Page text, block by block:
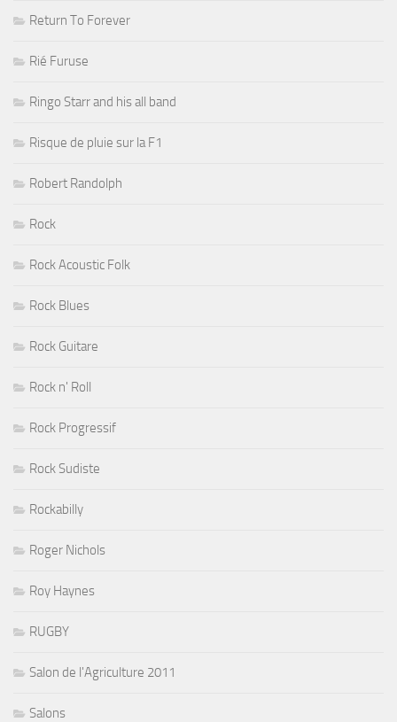
Return To Forever
Rié Furuse
Ringo Starr and his all band
Risque de pluie sur la F1
Robert Randolph
Rock
Rock Acoustic Folk
Rock Blues
Rock Guitare
Rock n' Roll
Rock Progressif
Rock Sudiste
Rockabilly
Roger Nichols
Roy Haynes
RUGBY
Salon de l'Agriculture 2011
Salons